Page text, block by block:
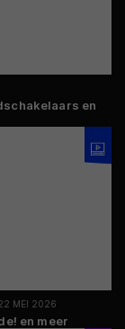
en
MEI 2026
en meer